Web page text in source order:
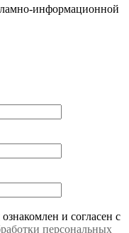
информационной
и согласен с
персональных